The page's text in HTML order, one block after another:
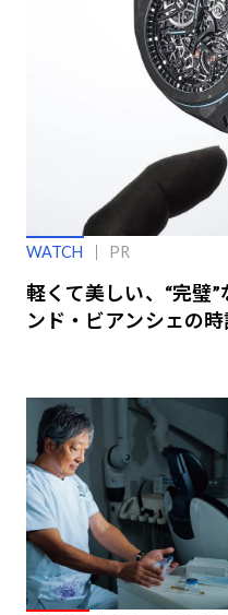
WATCH PR
軽くて美しい、“完璧
ンド・ビアンシェの